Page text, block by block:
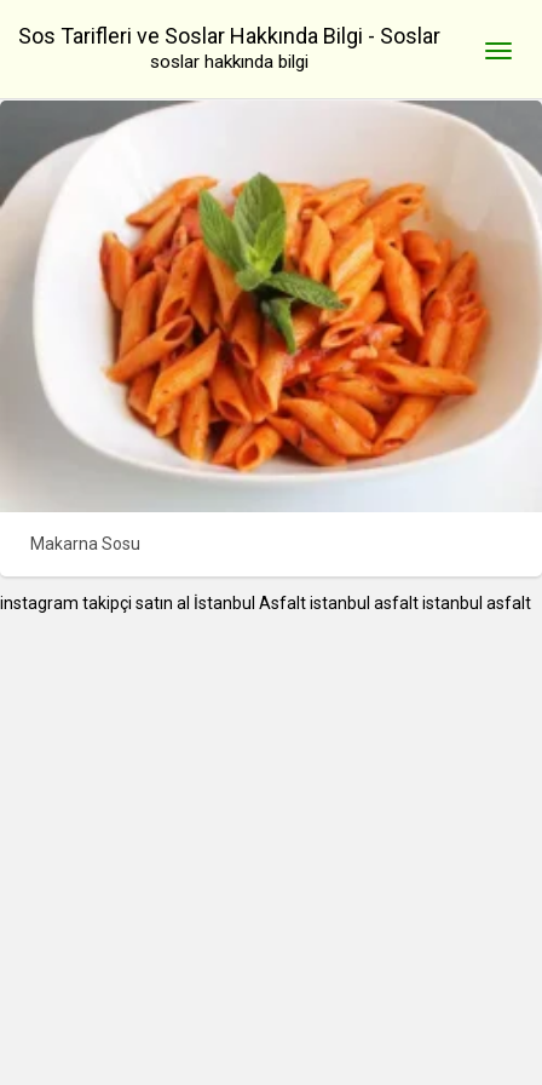
Sos Tarifleri ve Soslar Hakkında Bilgi - Soslar
soslar hakkında bilgi
Makarna Sosu
instagram takipçi satın al İstanbul Asfaltistanbul asfaltistanbul asfalt